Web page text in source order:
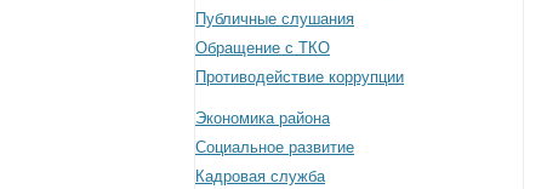
Публичные слушания
Обращение с ТКО
Противодействие коррупции
Экономика района
Социальное развитие
Кадровая служба